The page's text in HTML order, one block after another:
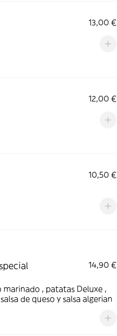
13,00 €
12,00 €
10,50 €
14,90 €
, patatas Deluxe ,
de queso y salsa algerian